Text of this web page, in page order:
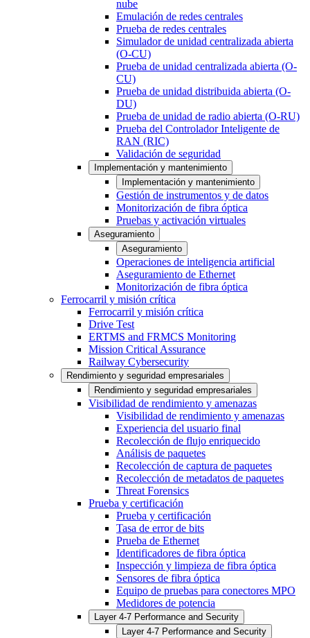
nube
Emulación de redes centrales
Prueba de redes centrales
Simulador de unidad centralizada abierta
(O-CU)
Prueba de unidad centralizada abierta (O-
CU)
Prueba de unidad distribuida abierta (O-
DU)
Prueba de unidad de radio abierta (O-RU)
Prueba del Controlador Inteligente de
RAN (RIC)
Validación de seguridad
Implementación y mantenimiento
Implementación y mantenimiento
Gestión de instrumentos y de datos
Monitorización de fibra óptica
Pruebas y activación virtuales
Aseguramiento
Aseguramiento
Operaciones de inteligencia artificial
Aseguramiento de Ethernet
Monitorización de fibra óptica
Ferrocarril y misión crítica
Ferrocarril y misión crítica
Drive Test
ERTMS and FRMCS Monitoring
Mission Critical Assurance
Railway Cybersecurity
Rendimiento y seguridad empresariales
Rendimiento y seguridad empresariales
Visibilidad de rendimiento y amenazas
Visibilidad de rendimiento y amenazas
Experiencia del usuario final
Recolección de flujo enriquecido
Análisis de paquetes
Recolección de captura de paquetes
Recolección de metadatos de paquetes
Threat Forensics
Prueba y certificación
Prueba y certificación
Tasa de error de bits
Prueba de Ethernet
Identificadores de fibra óptica
Inspección y limpieza de fibra óptica
Sensores de fibra óptica
Equipo de pruebas para conectores MPO
Medidores de potencia
Layer 4-7 Performance and Security
Layer 4-7 Performance and Security